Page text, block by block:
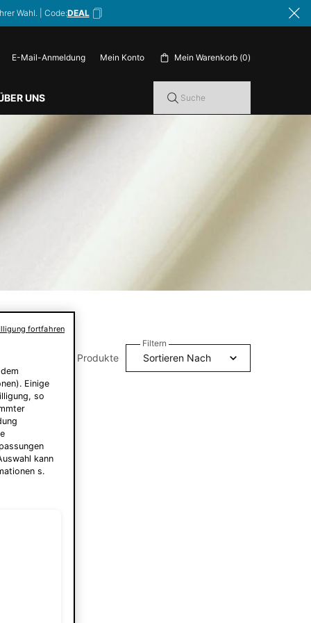
Wahl. | Code:DEAL
E-Mail-Anmeldung Mein Konto Mein Warenkorb 0
0 Produkt im Warenkorb
UNS Suche
2 Produkte
Filtern
Einige
so
kann
s.
fortfahren